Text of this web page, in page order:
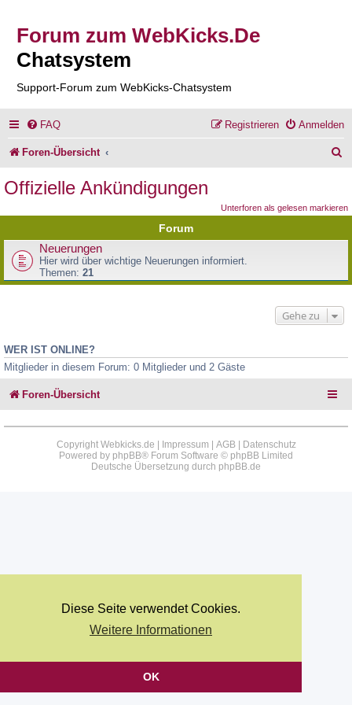
Diese Seite verwendet Cookies.
Weitere Informationen
OK
Forum zum WebKicks.De
Chatsystem
Support-Forum zum WebKicks-Chatsystem
FAQ Anmelden
Registrieren
Foren-Übersicht
e
Offizielle Ankündigungen
Unterforen als gelesen markieren
Forum
Neuerungen
Hier wird über wichtige Neuerungen informiert.
Themen: 21
Gehe zu
WER IST ONLINE?
Mitglieder in diesem Forum: 0 Mitglieder und 2 Gäste
Foren-Übersicht
Copyright Webkicks.de | Impressum AGB|
Datenschutz
Powered by phpBB® Forum Software © phpBB Limited
Deutsche Übersetzung durch phpBB.de